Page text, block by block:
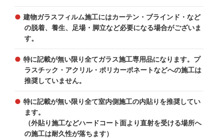
建物ガラスフィルム施工にはカーテン・ブラインド・など
の脱着、養生、足場・脚立など必要になる場合がございま
す。
特に記載が無い限り全てガラス施工専用品になります。プ
ラスチック・アクリル・ポリカーポネートなどへの施工は
推奨していません。
特に記載が無い限り全て室内側施工の内貼りを推奨してい
ます。
（外貼り施工などハードコート面より直射を受ける場所へ
の施工は耐久性が落ちます）